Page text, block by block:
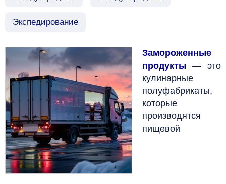
Экспедирование
Замороженные
продукты — это
кулинарные
полуфабрикаты,
которые
производятся
пищевой